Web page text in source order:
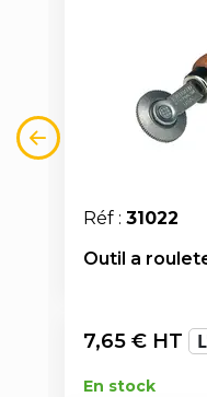
Réf : 31022
Outil a
7,65 € HT
En stock